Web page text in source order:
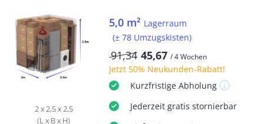
2 x 2,5 x 2,5
(L x B x H)
5,0 m² Lagerraum
(± 78 Umzugskisten)
91,34 45,67 / 4 Wochen
Jetzt 50% Neukunden-Rabatt!
KurzfristigeAbholung
Jederzeit gratis stornierbar